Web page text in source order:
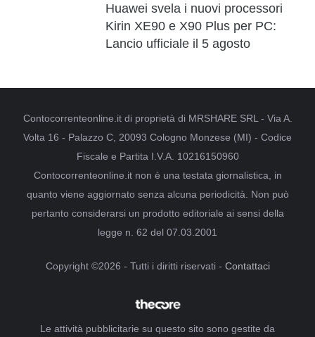
Huawei svela i nuovi processori
Kirin XE90 e X90 Plus per PC:
Lancio ufficiale il 5 agosto
Contocorrenteonline.it di proprietà di MRSHARE SRL - Via A.
Volta 16 - Palazzo C, 20093 Cologno Monzese (MI) - Codice
Fiscale e Partita I.V.A. 10216150960
Contocorrenteonline.it non è una testata giornalistica, in
quanto viene aggiornato senza alcuna periodicità. Non può
pertanto considerarsi un prodotto editoriale ai sensi della
legge n. 62 del 07.03.2001
Copyright ©2026 - Tutti i diritti riservati - Contattaci
Le attività pubblicitarie su questo sito sono gestite da